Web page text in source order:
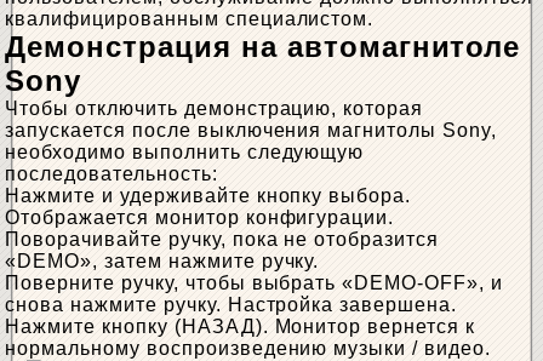
квалифицированным специалистом.
Демонстрация на автомагнитоле
Sony
Чтобы отключить демонстрацию, которая
запускается после выключения магнитолы Sony,
необходимо выполнить следующую
последовательность:
Нажмите и удерживайте кнопку выбора.
Отображается монитор конфигурации.
Поворачивайте ручку, пока не отобразится
«DEMO», затем нажмите ручку.
Поверните ручку, чтобы выбрать «DEMO-OFF», и
снова нажмите ручку. Настройка завершена.
Нажмите кнопку (НАЗАД). Монитор вернется к
нормальному воспроизведению музыки / видео.